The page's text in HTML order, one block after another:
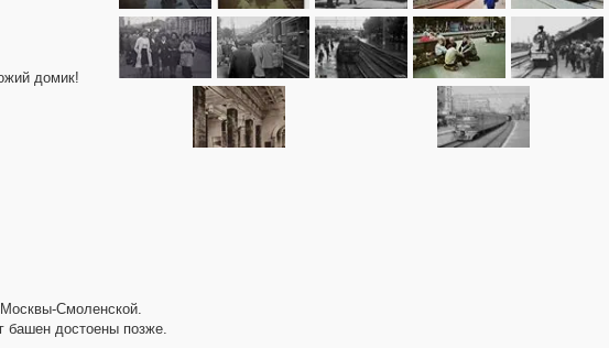
домик!
Смоленской.
башен достоены позже.